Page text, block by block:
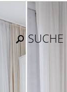
SUCHE